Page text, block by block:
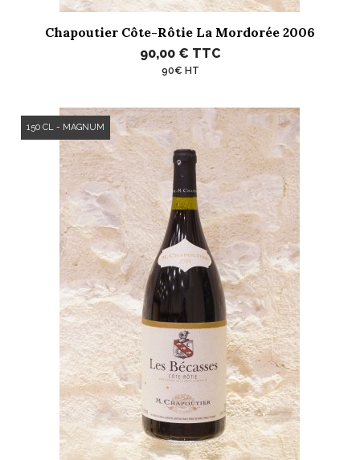
Chapoutier Côte-Rôtie La Mordorée 2006
90,00 € TTC
90€ HT
150 CL - MAGNUM